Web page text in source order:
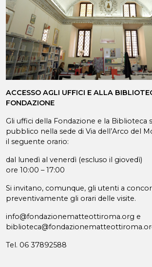
ACCESSO AGLI UFFICI E ALLA
FONDAZIONE
Gli uffici della Fondazione e la Biblioteca
pubblico nella sede di Via dell’Arco del
il seguente orario:
dal lunedì al venerdì (escluso il giovedì)
ore 10:00 – 17:00
Si invitano, comunque, gli utenti a
preventivamente gli orari delle visite.
info@fondazionematteottiroma.org e
Tel. 06 37892588